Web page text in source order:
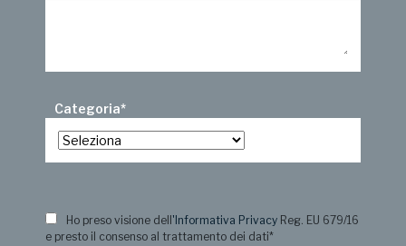
Categoria*
Ho preso visione dell 'Informativa Privacy Reg. EU 679/16
e presto il consenso al trattamento dei dati*